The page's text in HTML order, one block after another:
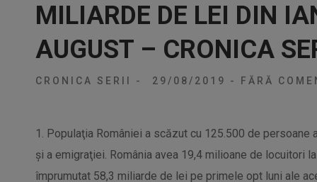
MILIARDE DE LEI DIN
AUGUST – CRONICA
CRONICA SERII - 29/08/2019 - FĂRĂ
1. Populaţia României a scăzut cu 125.500 de
şi a emigraţiei. România avea 19,4 milioane de locuitori
împrumutat 58,3 miliarde de lei pe primele opt luni ale